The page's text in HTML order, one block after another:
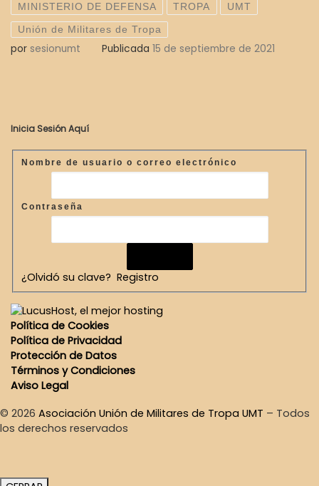
MINISTERIO DE DEFENSA TROPA UMT
Unión de Militares de Tropa
por sesionumt Publicada 15 de septiembre de 2021
Inicia Sesión Aquí
Nombre de usuario o correo electrónico
Contraseña
¿Olvidó su clave? Registro
Política de Cookies
Política de Privacidad
Protección de Datos
Términos y Condiciones
Aviso Legal
© 2026 Asociación Unión de Militares de Tropa UMT – Todos
los derechos reservados